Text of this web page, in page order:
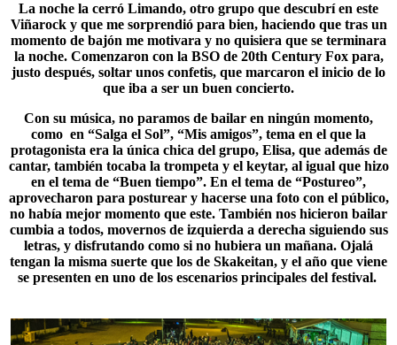
La noche la cerró Limando, otro grupo que descubrí en este
Viñarock y que me sorprendió para bien, haciendo que tras un
momento de bajón me motivara y no quisiera que se terminara
la noche. Comenzaron con la BSO de 20th Century Fox para,
justo después, soltar unos confetis, que marcaron el inicio de lo
que iba a ser un buen concierto.
Con su música, no paramos de bailar en ningún momento,
como en “Salga el Sol”, “Mis amigos”, tema en el que la
protagonista era la única chica del grupo, Elisa, que además de
cantar, también tocaba la trompeta y el keytar, al igual que hizo
en el tema de “Buen tiempo”. En el tema de “Postureo”,
aprovecharon para posturear y hacerse una foto con el público,
no había mejor momento que este. También nos hicieron bailar
cumbia a todos, movernos de izquierda a derecha siguiendo sus
letras, y disfrutando como si no hubiera un mañana. Ojalá
tengan la misma suerte que los de Skakeitan, y el año que viene
se presenten en uno de los escenarios principales del festival.